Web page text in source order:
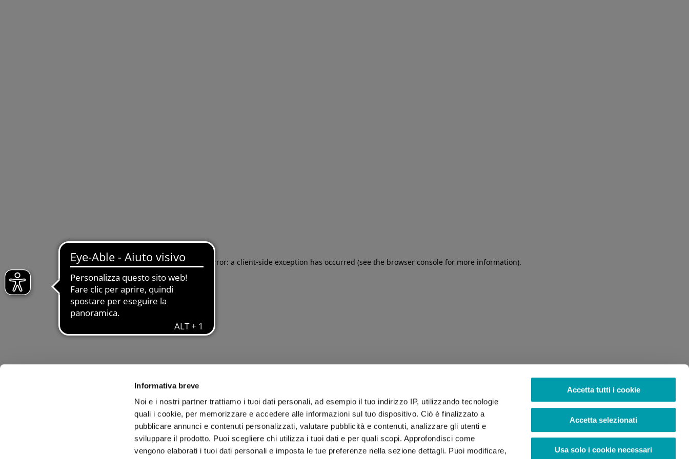
Informativa breve
Noi e i nostri partner trattiamo i tuoi dati personali, ad esempio il tuo indirizzo IP, utilizzando tecnologie
quali i cookie, per memorizzare e accedere alle informazioni sul tuo dispositivo. Ciò è finalizzato a
pubblicare annunci e contenuti personalizzati, valutare pubblicità e contenuti, analizzare gli utenti e
sviluppare il prodotto. Puoi scegliere chi utilizza i tuoi dati e per quali scopi. Approfondisci come
vengono elaborati i tuoi dati personali e imposta le tue preferenze nella sezione dettagli. Puoi modificare,
Accetta tutti i cookie
Accetta selezionati
Usa solo i cookie necessari
Application error: a client-side exception has occurred (see the browser console for more information).